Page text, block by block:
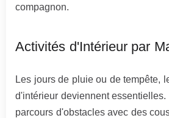
compagnon.
Activités d'Intérieur par
Les jours de pluie ou de tempête,
d'intérieur deviennent essentielles.
parcours d'obstacles avec des